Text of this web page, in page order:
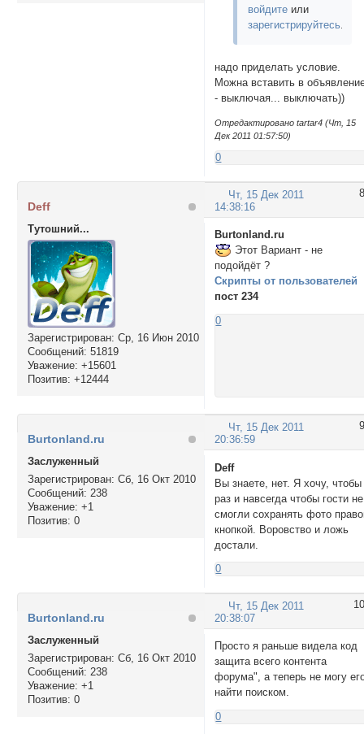
войдите или
зарегистрируйтесь.
надо приделать условие.
Можна вставить в
- выключая... выключать))
Отредактировано tartar4 (Чт, 15
Дек 2011 01:57:50)
0
8
Чт, 15 Дек 2011
14:38:16
Deff
Тутошний...
Зарегистрирован: Ср, 16 Июн 2010
Сообщений: 51819
Уважение: +15601
Позитив: +12444
Burtonland.ru
Этот Вариант - не
подойдёт ?
Скрипты от пользователей
пост 234
0
9
Чт, 15 Дек 2011
20:36:59
Burtonland.ru
Заслуженный
Зарегистрирован: Сб, 16 Окт 2010
Сообщений: 238
Уважение: +1
Позитив: 0
Deff
Вы знаете, нет. Я хочу, чтобы
раз и навсегда чтобы гости не
смогли сохранять фото
кнопкой. Воровство и ложь
достали.
0
10
Чт, 15 Дек 2011
20:38:07
Burtonland.ru
Заслуженный
Зарегистрирован: Сб, 16 Окт 2010
Сообщений: 238
Уважение: +1
Позитив: 0
Просто я раньше видела код
защита всего контента
форума", а теперь не могу
найти поиском.
0